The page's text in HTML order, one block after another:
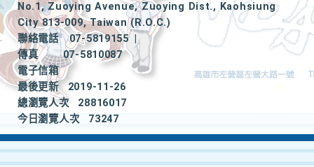
No.1, Zuoying Avenue, Zuoying Dist., Kaohsiung
City 813-009, Taiwan (R.O.C.)
聯絡電話
07-5819155
|
傳真
07-5810087
電子信箱
最後更新
2019-11-26
總瀏覽人次
28816017
今日瀏覽人次
73247